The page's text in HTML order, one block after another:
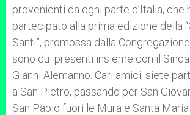
provenienti da ogni parte d’Italia, che
partecipato alla prima edizione della
Santi”, promossa dalla
sono qui presenti insieme con il
Gianni Alemanno. Cari amici, siete
a San Pietro, passando per San
San Paolo fuori le Mura e Santa